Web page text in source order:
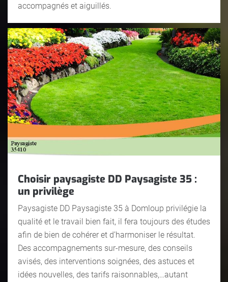
accompagnés et aiguillés.
Choisir paysagiste DD Paysagiste 35 :
un privilège
Paysagiste DD Paysagiste 35 à Domloup privilégie la
qualité et le travail bien fait, il fera toujours des études
afin de bien de cohérer et d’harmoniser le résultat.
Des accompagnements sur-mesure, des conseils
avisés, des interventions soignées, des astuces et
idées nouvelles, des tarifs raisonnables,…autant